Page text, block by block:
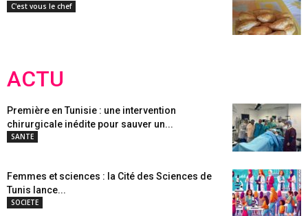
C'est vous le chef
ACTU
Première en Tunisie : une intervention
chirurgicale inédite pour sauver un...
SANTE
Femmes et sciences : la Cité des Sciences de
Tunis lance...
SOCIETE